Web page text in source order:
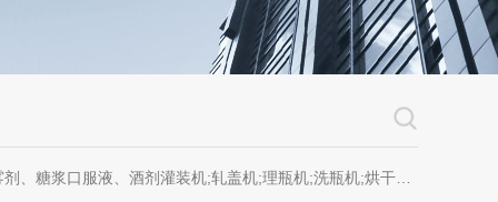
浆口服液、酒剂灌装机;轧盖机;理瓶机;洗瓶机;烘干机;套标机;喷码机;贴标机